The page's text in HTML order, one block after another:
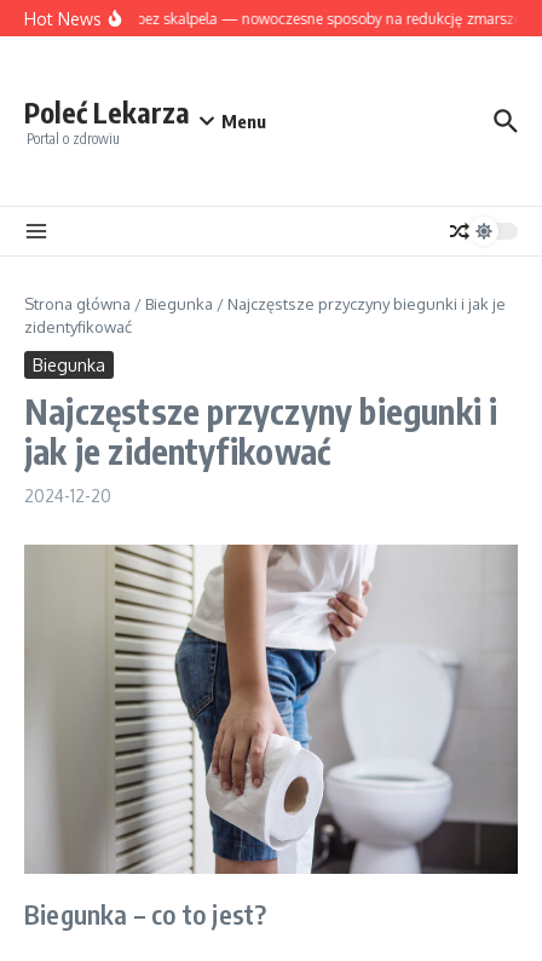
Przejdź do treści
Hot NewsLifting bez skalpela — nowoczesne sposoby na redukcję
Poleć Lekarza
Portal o zdrowiu
Menu
Strona główna / Biegunka / Najczęstsze przyczyny biegunki i jak je
zidentyfikować
Biegunka
Najczęstsze przyczyny biegunki i
jak je zidentyfikować
2024-12-20
Biegunka – co to jest?